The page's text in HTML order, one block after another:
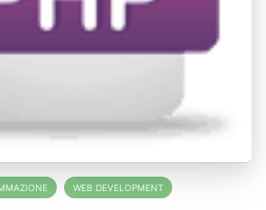
WEB DEVELOPMENT